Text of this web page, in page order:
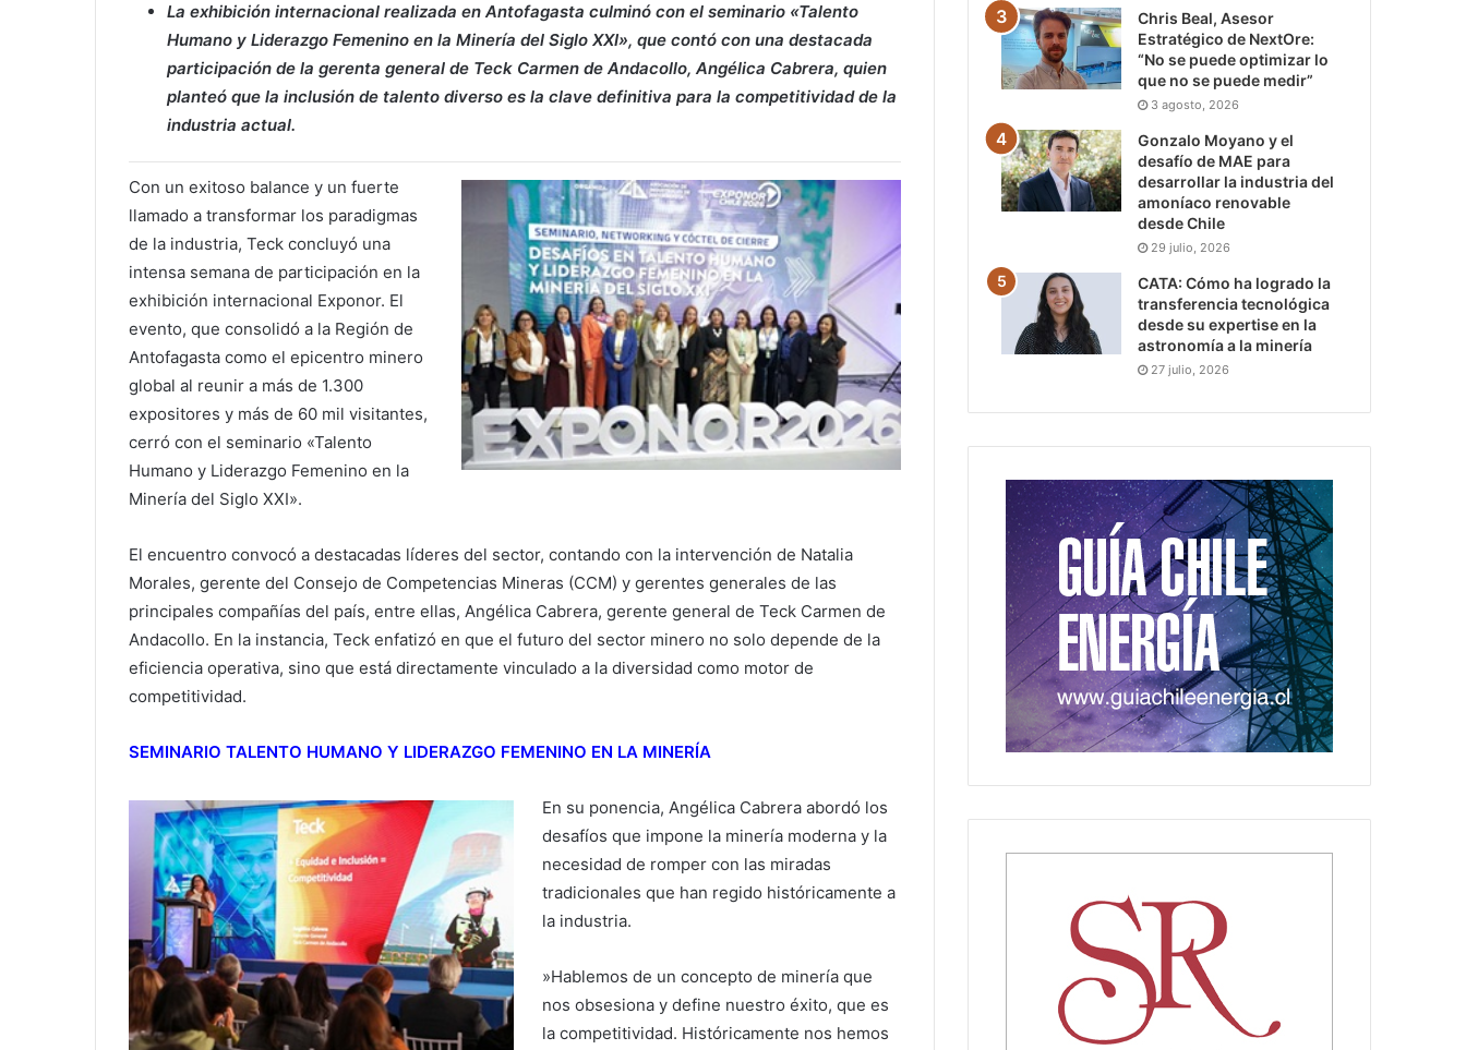
La exhibición internacional realizada en Antofagasta culminó con el seminario «Talento
Humano y Liderazgo Femenino en la Minería del Siglo XXI», que contó con una destacada
participación de la gerenta general de Teck Carmen de Andacollo, Angélica Cabrera, quien
planteó que la inclusión de talento diverso es la clave definitiva para la competitividad de la
industria actual.
Con un exitoso balance y un fuerte
llamado a transformar los paradigmas
de la industria, Teck concluyó una
intensa semana de participación en la
exhibición internacional Exponor. El
evento, que consolidó a la Región de
Antofagasta como el epicentro minero
global al reunir a más de 1.300
expositores y más de 60 mil visitantes,
cerró con el seminario «Talento
Humano y Liderazgo Femenino en la
Minería del Siglo XXI».
​El encuentro convocó a destacadas líderes del sector, contando con la intervención de Natalia
Morales, gerente del Consejo de Competencias Mineras (CCM) y gerentes generales de las
principales compañías del país, entre ellas, Angélica Cabrera, gerente general de Teck Carmen de
Andacollo. En la instancia, Teck enfatizó en que el futuro del sector minero no solo depende de la
eficiencia operativa, sino que está directamente vinculado a la diversidad como motor de
competitividad.
​SEMINARIO TALENTO HUMANO Y LIDERAZGO FEMENINO EN LA MINERÍA
En su ponencia, Angélica Cabrera abordó los
desafíos que impone la minería moderna y la
necesidad de romper con las miradas
tradicionales que han regido históricamente a
la industria.
​»Hablemos de un concepto de minería que
nos obsesiona y define nuestro éxito, que es
la competitividad. Históricamente nos hemos
Chris Beal, Asesor
Estratégico de NextOre:
“No se puede optimizar lo
que no se puede medir”
3 agosto, 2026
Gonzalo Moyano y el
desafío de MAE para
desarrollar la industria del
amoníaco renovable
desde Chile
29 julio, 2026
CATA: Cómo ha logrado la
transferencia tecnológica
desde su expertise en la
astronomía a la minería
27 julio, 2026